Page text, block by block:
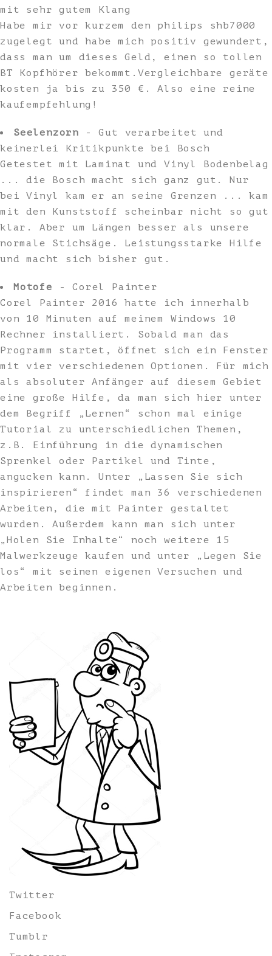
mit sehr gutem Klang
Habe mir vor kurzem den philips shb7000
zugelegt und habe mich positiv gewundert,
dass man um dieses Geld, einen so tollen
BT Kopfhörer bekommt.Vergleichbare geräte
kosten ja bis zu 350 €. Also eine reine
kaufempfehlung!
Seelenzorn - Gut verarbeitet und
keinerlei Kritikpunkte bei Bosch
Getestet mit Laminat und Vinyl Bodenbelag
... die Bosch macht sich ganz gut. Nur
bei Vinyl kam er an seine Grenzen ... kam
mit den Kunststoff scheinbar nicht so gut
klar. Aber um Längen besser als unsere
normale Stichsäge. Leistungsstarke Hilfe
und macht sich bisher gut.
Motofe
- Corel Painter
Corel Painter 2016 hatte ich innerhalb
von 10 Minuten auf meinem Windows 10
Rechner installiert. Sobald man das
Programm startet, öffnet sich ein Fenster
mit vier verschiedenen Optionen. Für mich
als absoluter Anfänger auf diesem Gebiet
eine große Hilfe, da man sich hier unter
dem Begriff „Lernen“ schon mal einige
Tutorial zu unterschiedlichen Themen,
z.B. Einführung in die dynamischen
Sprenkel oder Partikel und Tinte,
angucken kann. Unter „Lassen Sie sich
inspirieren“ findet man 36 verschiedenen
Arbeiten, die mit Painter gestaltet
wurden. Außerdem kann man sich unter
„Holen Sie Inhalte“ noch weitere 15
Malwerkzeuge kaufen und unter „Legen Sie
los“ mit seinen eigenen Versuchen und
Arbeiten beginnen.
Twitter
Facebook
Tumblr